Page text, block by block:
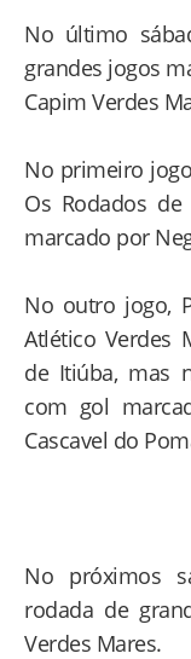
No último
grandes jogos
Capim Verdes
No primeiro
Os Rodados
marcado por
No outro jogo,
Atlético Verdes
de Itiúba, mas
com gol
Cascavel do
No próximos
rodada de
Verdes Mares.